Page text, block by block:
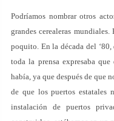
Podríamos nombrar otros
grandes cerealeras
poquito. En la década del
toda la prensa expresaba
había, ya que después de que
de que los puertos estatales
instalación de puertos